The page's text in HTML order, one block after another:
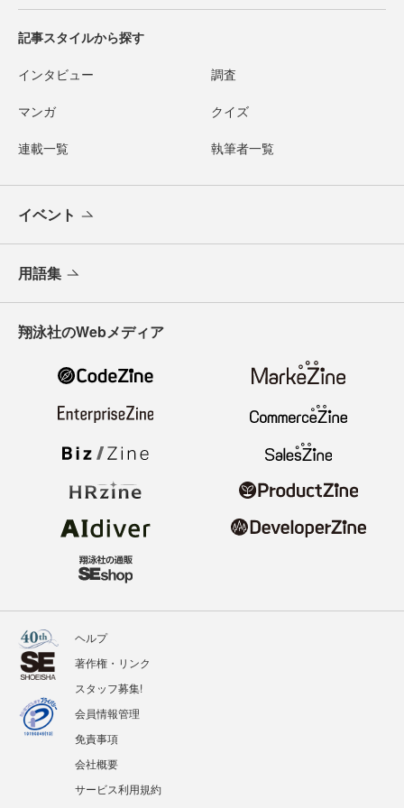
記事スタイルから探す
インタビュー 調査
マンガ クイズ
連載一覧 執筆者一覧
イベント
用語集
翔泳社のWebメディア
ヘルプ
著作権・リンク
スタッフ募集!
会員情報管理
免責事項
会社概要
サービス利用規約